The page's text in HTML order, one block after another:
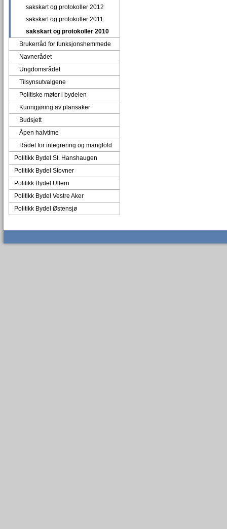
sakskart og protokoller 2012
sakskart og protokoller 2011
sakskart og protokoller 2010
Brukerråd for funksjonshemmede
Navnerådet
Ungdomsrådet
Tilsynsutvalgene
Politiske møter i bydelen
Kunngjøring av plansaker
Budsjett
Åpen halvtime
Rådet for integrering og mangfold
Politikk Bydel St. Hanshaugen
Politikk Bydel Stovner
Politikk Bydel Ullern
Politikk Bydel Vestre Aker
Politikk Bydel Østensjø